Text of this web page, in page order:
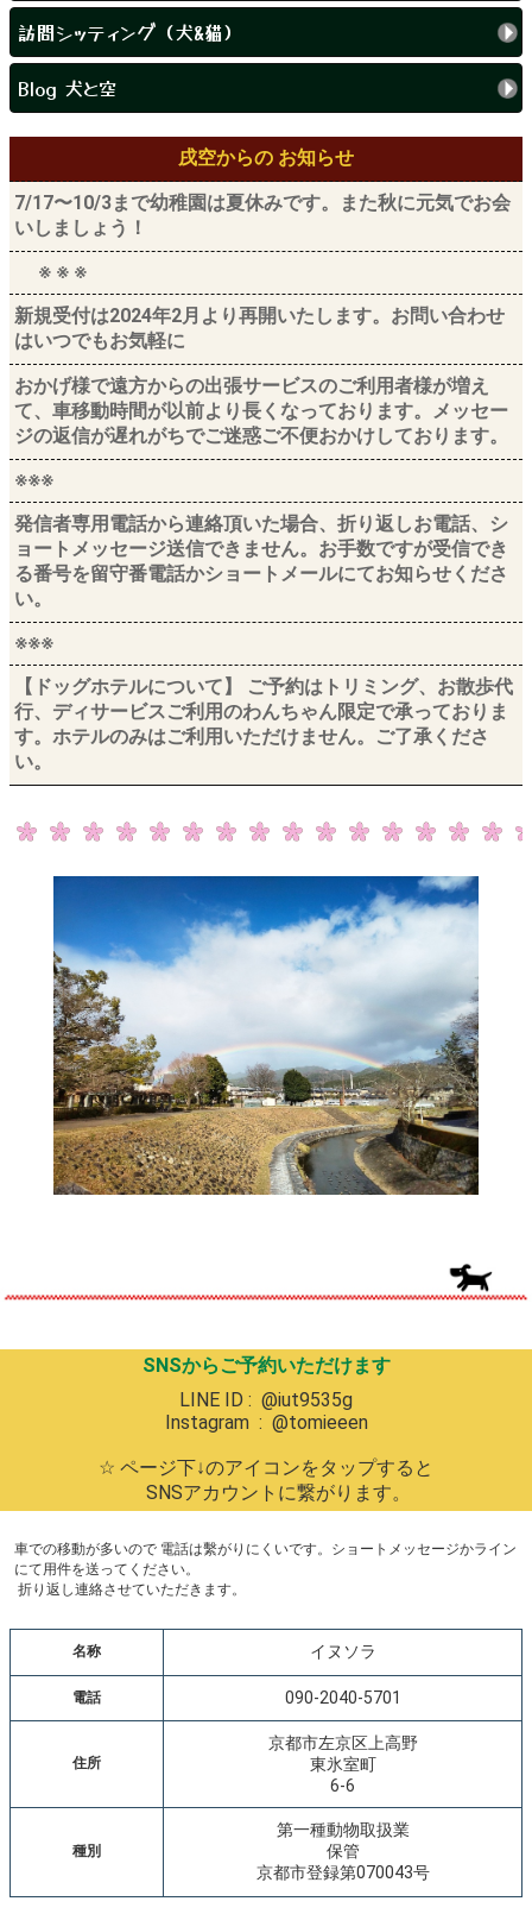
訪問シッティング（犬&猫）
Blog 犬と空
戌空からの お知らせ
7/17〜10/3まで幼稚園は夏休みです。また秋に元気でお会
いしましょう！
※ ※ ※
新規受付は2024年2月より再開いたします。お問い合わせ
はいつでもお気軽に
おかげ様で遠方からの出張サービスのご利用者様が増え
て、車移動時間が以前より長くなっております。メッセー
ジの返信が遅れがちでご迷惑ご不便おかけしております。
※※※
発信者専用電話から連絡頂いた場合、折り返しお電話、シ
ョートメッセージ送信できません。お手数ですが受信でき
る番号を留守番電話かショートメールにてお知らせくださ
い。
※※※
【ドッグホテルについて】 ご予約はトリミング、お散歩代
行、ディサービスご利用のわんちゃん限定で承っておりま
す。ホテルのみはご利用いただけません。ご了承くださ
い。
SNSからご予約いただけます
LINE ID : @iut9535g
Instagram : @tomieeen
☆ ページ下↓のアイコンをタップすると
SNSアカウントに繋がります。
車での移動が多いので 電話は繫がりにくいです。ショートメッセージかライン
にて用件を送ってください。
折り返し連絡させていただきます。
名称 イヌソラ
電話 090-2040-5701
住所
京都市左京区上高野
東氷室町
6-6
種別
第一種動物取扱業
保管
京都市登録第070043号